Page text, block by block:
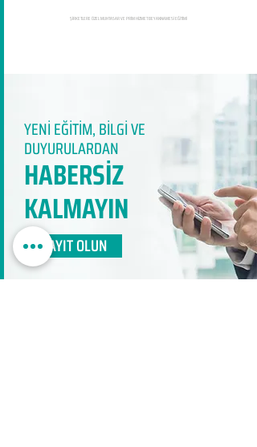
ŞİRKETLERE ÖZEL MUHTASAR VE PRİM HİZMET BEYANNAMESİ EĞİTİMİ
YENİ EĞİTİM, BİLGİ VE
DUYURULARDAN
HABERSİZ
KALMAYIN​
KAYIT OLUN